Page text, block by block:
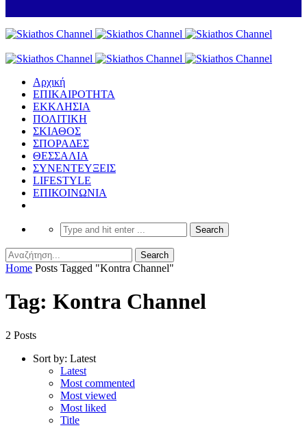
Αρχική
ΕΠΙΚΑΙΡΟΤΗΤΑ
ΕΚΚΛΗΣΙΑ
ΠΟΛΙΤΙΚΗ
ΣΚΙΑΘΟΣ
ΣΠΟΡΑΔΕΣ
ΘΕΣΣΑΛΙΑ
ΣΥΝΕΝΤΕΥΞΕΙΣ
LIFESTYLE
ΕΠΙΚΟΙΝΩΝΙΑ
Home Posts Tagged "Kontra Channel"
Tag: Kontra Channel
2 Posts
Sort by: Latest
Latest
Most commented
Most viewed
Most liked
Title